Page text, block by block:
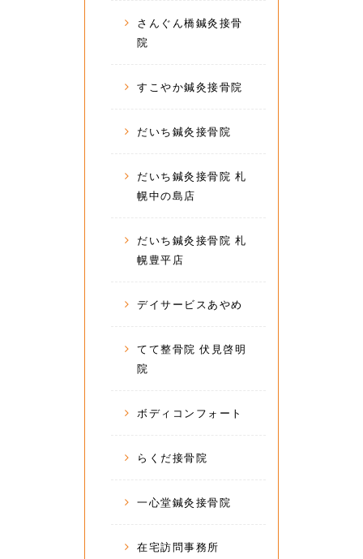
さんぐん橋鍼灸接骨
院
すこやか鍼灸接骨院
だいち鍼灸接骨院
だいち鍼灸接骨院 札
幌中の島店
だいち鍼灸接骨院 札
幌豊平店
デイサービスあやめ
てて整骨院 伏見啓明
院
ボディコンフォート
らくだ接骨院
一心堂鍼灸接骨院
在宅訪問事務所